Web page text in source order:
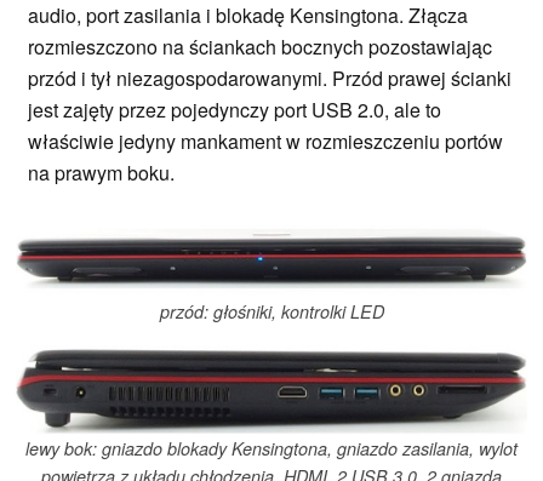
audio, port zasilania i blokadę Kensingtona. Złącza
rozmieszczono na ściankach bocznych pozostawiając
przód i tył niezagospodarowanymi. Przód prawej ścianki
jest zajęty przez pojedynczy port USB 2.0, ale to
właściwie jedyny mankament w rozmieszczeniu portów
na prawym boku.
przód: głośniki, kontrolki LED
lewy bok: gniazdo blokady Kensingtona, gniazdo zasilania, wylot